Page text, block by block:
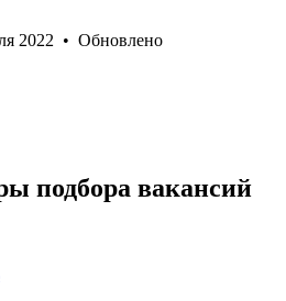
2022 • Обновлено
подбора вакансий